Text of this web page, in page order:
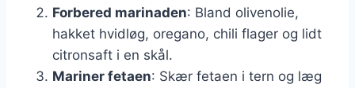
Forbered marinaden: Bland olivenolie,
hakket hvidløg, oregano, chili flager og lidt
citronsaft i en skål.
Mariner fetaen: Skær fetaen i tern og læg